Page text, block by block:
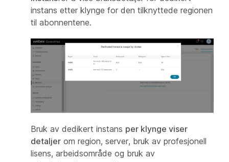
instans etter klynge for den tilknyttede regionen
til abonnentene.
Bruk av dedikert instans per klynge viser
detaljer om region, server, bruk av profesjonell
lisens, arbeidsområde og bruk av